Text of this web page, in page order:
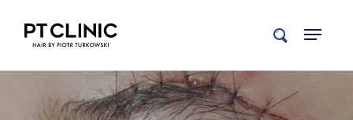
search